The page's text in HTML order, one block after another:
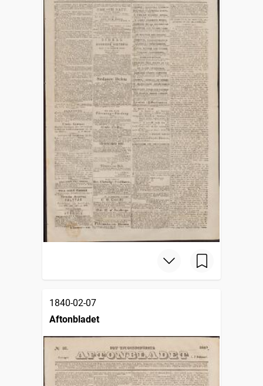
1840-02-07
Aftonbladet